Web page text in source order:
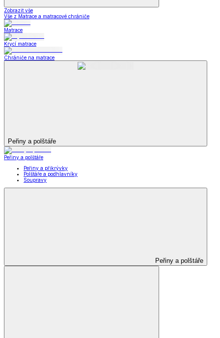
Zobrazit vše
Vše z Matrace a matracové chrániče
Matrace
Krycí matrace
Chrániče na matrace
Peřiny a polštáře
Peřiny a polštáře
Peřiny a přikrývky
Polštáře a podhlavníky
Soupravy
Peřiny a polštáře